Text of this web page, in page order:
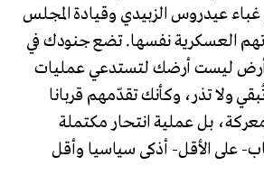
عيدروس الزبيدي وقيادة المجلس
العسكرية نفسها. تضع جنودك في
ليست أرضك لتستدعي عمليات
ولا تذر، وكأنك تقدّمهم قربانا
بل عملية انتحار مكتملة
على الأقل- أذكى سياسيا وأقل